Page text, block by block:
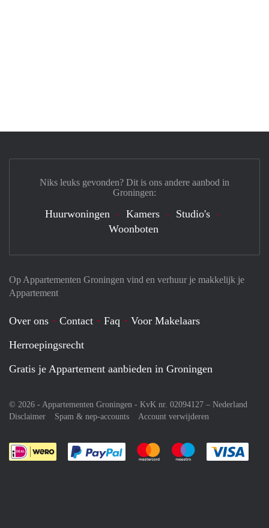
Op Appartementen Groningen vind en verhuur je makkelijk je
Appartement
Over ons Contact Faq
Voor Makelaars
Herroepingsrecht
Gratis je Appartement aanbieden in Groningen
© 2026 - Appartementen Groningen - KvK nr. 02094127 – Nederland
Disclaimer
Spam & nep-accounts Account verwijderen
Je rekent gemakkelijk af met Paypal
Je rekent gemakkelijk af met
Je rekent
Niks leuks gevonden? Dit is ons andere aanbod in
Groningen:
Huurwoningen Kamers
Studio's
Woonboten